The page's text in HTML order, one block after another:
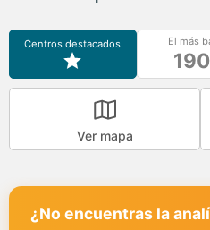
Centros destacados El más
Ver mapa
¿No encuentras la